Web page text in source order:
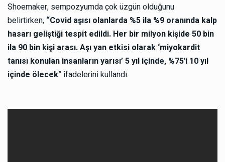
Shoemaker, sempozyumda çok üzgün olduğunu
belirtirken, “Covid aşısı olanlarda %5 ila %9 oranında kalp
hasarı geliştiği tespit edildi. Her bir milyon kişide 50 bin
ila 90 bin kişi arası. Aşı yan etkisi olarak ‘miyokardit
tanısı konulan insanların yarısı’ 5 yıl içinde, %75'i 10 yıl
içinde ölecek" ifadelerini kullandı.